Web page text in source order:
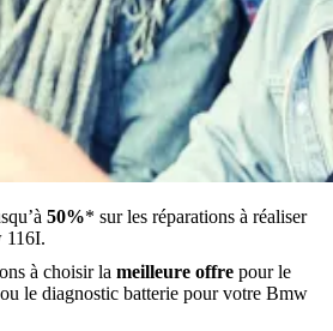
50%* sur les réparations à réaliser
116I.
à choisir la meilleure offre pour le
le diagnostic batterie pour votre Bmw